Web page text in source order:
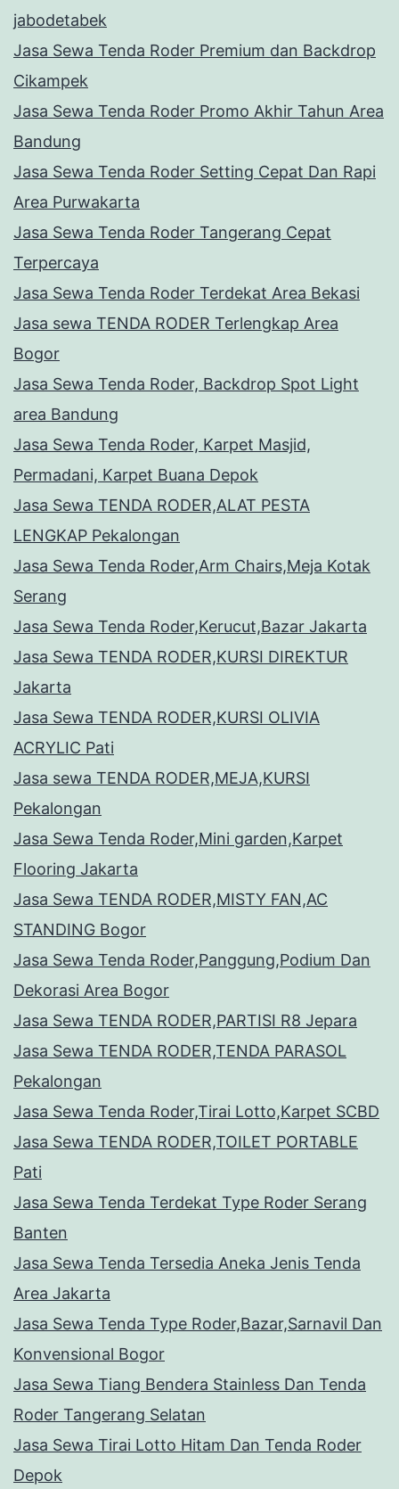
jabodetabek
Jasa Sewa Tenda Roder Premium dan Backdrop
Cikampek
Jasa Sewa Tenda Roder Promo Akhir Tahun Area
Bandung
Jasa Sewa Tenda Roder Setting Cepat Dan Rapi
Area Purwakarta
Jasa Sewa Tenda Roder Tangerang Cepat
Terpercaya
Jasa Sewa Tenda Roder Terdekat Area Bekasi
Jasa sewa TENDA RODER Terlengkap Area
Bogor
Jasa Sewa Tenda Roder, Backdrop Spot Light
area Bandung
Jasa Sewa Tenda Roder, Karpet Masjid,
Permadani, Karpet Buana Depok
Jasa Sewa TENDA RODER,ALAT PESTA
LENGKAP Pekalongan
Jasa Sewa Tenda Roder,Arm Chairs,Meja Kotak
Serang
Jasa Sewa Tenda Roder,Kerucut,Bazar Jakarta
Jasa Sewa TENDA RODER,KURSI DIREKTUR
Jakarta
Jasa Sewa TENDA RODER,KURSI OLIVIA
ACRYLIC Pati
Jasa sewa TENDA RODER,MEJA,KURSI
Pekalongan
Jasa Sewa Tenda Roder,Mini garden,Karpet
Flooring Jakarta
Jasa Sewa TENDA RODER,MISTY FAN,AC
STANDING Bogor
Jasa Sewa Tenda Roder,Panggung,Podium Dan
Dekorasi Area Bogor
Jasa Sewa TENDA RODER,PARTISI R8 Jepara
Jasa Sewa TENDA RODER,TENDA PARASOL
Pekalongan
Jasa Sewa Tenda Roder,Tirai Lotto,Karpet SCBD
Jasa Sewa TENDA RODER,TOILET PORTABLE
Pati
Jasa Sewa Tenda Terdekat Type Roder Serang
Banten
Jasa Sewa Tenda Tersedia Aneka Jenis Tenda
Area Jakarta
Jasa Sewa Tenda Type Roder,Bazar,Sarnavil Dan
Konvensional Bogor
Jasa Sewa Tiang Bendera Stainless Dan Tenda
Roder Tangerang Selatan
Jasa Sewa Tirai Lotto Hitam Dan Tenda Roder
Depok